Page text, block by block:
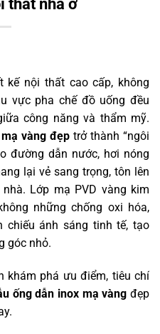
kế nội thất cao cấp, không
vực pha chế đồ uống đều
công năng và thẩm mỹ.
vàng đẹptrở thành “ngôi
đường dẫn nước, hơi nóng
lại vẻ sang trọng, tôn lên
Lớp mạ PVD vàng kim
những chống oxi hóa,
chiếu ánh sáng tinh tế, tạo
góc nhỏ.
khám phá ưu điểm, tiêu chí
ống dẫn inox mạ vàng đẹp